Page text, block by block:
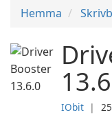
Hemma
IObit ❘